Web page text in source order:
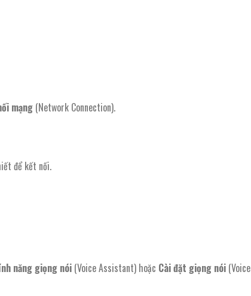
mạng(Network Connection).
để kết nối.
năng giọng nói(Voice Assistant) hoặc Cài đặt giọng nói(Voice